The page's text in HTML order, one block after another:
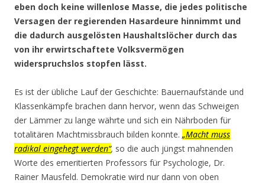
eben doch keine willenlose Masse, die jedes politische
Versagen der regierenden Hasardeure hinnimmt und
die dadurch ausgelösten Haushaltslöcher durch das
von ihr erwirtschaftete Volksvermögen
widerspruchslos stopfen lässt.
Es ist der übliche Lauf der Geschichte: Bauernaufstände und
Klassenkämpfe brachen dann hervor, wenn das Schweigen
der Lämmer zu lange währte und sich ein Nährboden für
totalitären Machtmissbrauch bilden konnte. „Macht muss
radikal eingehegt werden“, so die auch jüngst mahnenden
Worte des emeritierten Professors für Psychologie, Dr.
Rainer Mausfeld. Demokratie wird nur dann von oben